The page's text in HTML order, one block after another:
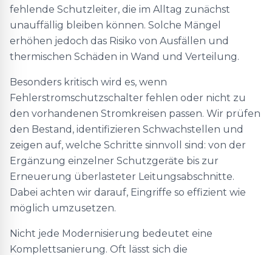
fehlende Schutzleiter, die im Alltag zunächst
unauffällig bleiben können. Solche Mängel
erhöhen jedoch das Risiko von Ausfällen und
thermischen Schäden in Wand und Verteilung.
Besonders kritisch wird es, wenn
Fehlerstromschutzschalter fehlen oder nicht zu
den vorhandenen Stromkreisen passen. Wir prüfen
den Bestand, identifizieren Schwachstellen und
zeigen auf, welche Schritte sinnvoll sind: von der
Ergänzung einzelner Schutzgeräte bis zur
Erneuerung überlasteter Leitungsabschnitte.
Dabei achten wir darauf, Eingriffe so effizient wie
möglich umzusetzen.
Nicht jede Modernisierung bedeutet eine
Komplettsanierung. Oft lässt sich die